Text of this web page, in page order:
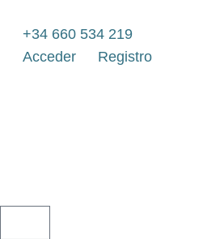
contenido
+34 660 534 219
Acceder
Registro